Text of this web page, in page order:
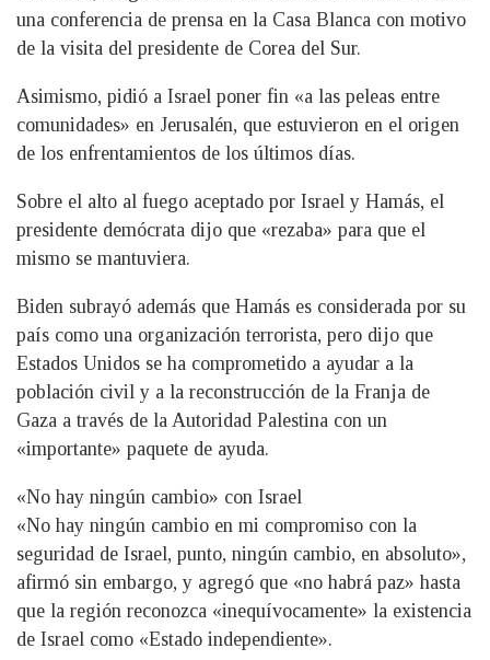
una conferencia de prensa en la Casa Blanca con motivo
de la visita del presidente de Corea del Sur.
Asimismo, pidió a Israel poner fin «a las peleas entre
comunidades» en Jerusalén, que estuvieron en el origen
de los enfrentamientos de los últimos días.
Sobre el alto al fuego aceptado por Israel y Hamás, el
presidente demócrata dijo que «rezaba» para que el
mismo se mantuviera.
Biden subrayó además que Hamás es considerada por su
país como una organización terrorista, pero dijo que
Estados Unidos se ha comprometido a ayudar a la
población civil y a la reconstrucción de la Franja de
Gaza a través de la Autoridad Palestina con un
«importante» paquete de ayuda.
«No hay ningún cambio» con Israel
«No hay ningún cambio en mi compromiso con la
seguridad de Israel, punto, ningún cambio, en absoluto»,
afirmó sin embargo, y agregó que «no habrá paz» hasta
que la región reconozca «inequívocamente» la existencia
de Israel como «Estado independiente».